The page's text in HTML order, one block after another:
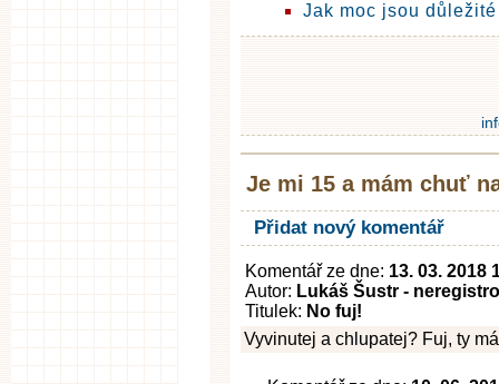
Jak moc jsou
Je mi 15 a mám chuť
Přidat nový komentář
Komentář ze dne: 13. 03. 2018
Autor: Lukáš Šustr -
Titulek: No fuj!
Vyvinutej a chlupatej? Fuj, ty